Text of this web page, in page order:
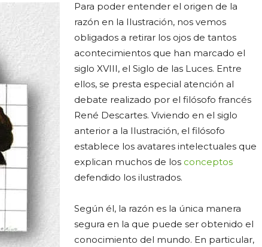
Para poder entender el origen de la
razón en la Ilustración, nos vemos
obligados a retirar los ojos de tantos
acontecimientos que han marcado el
siglo XVIII, el Siglo de las Luces. Entre
ellos, se presta especial atención al
debate realizado por el filósofo francés
René Descartes. Viviendo en el siglo
anterior a la Ilustración, el filósofo
establece los avatares intelectuales que
explican muchos de los conceptos
defendido los ilustrados.
Según él, la razón es la única manera
segura en la que puede ser obtenido el
conocimiento del mundo. En particular,